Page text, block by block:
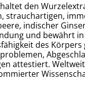
den
indischer
und bewährt
des
attestiert.